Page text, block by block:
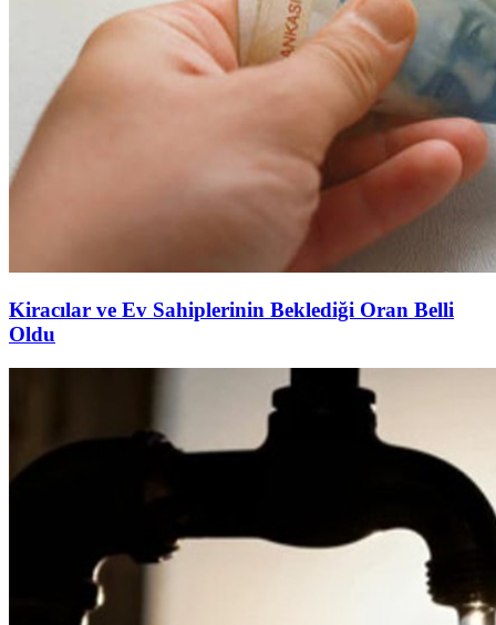
Kiracılar ve Ev Sahiplerinin Beklediği Oran Belli
Oldu